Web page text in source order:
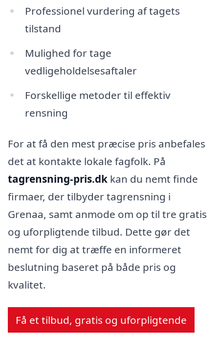
Professionel vurdering af tagets
tilstand
Mulighed for tage
vedligeholdelsesaftaler
Forskellige metoder til effektiv
rensning
For at få den mest præcise pris anbefales
det at kontakte lokale fagfolk. På
tagrensning-pris.dk kan du nemt finde
firmaer, der tilbyder tagrensning i
Grenaa, samt anmode om op til tre gratis
og uforpligtende tilbud. Dette gør det
nemt for dig at træffe en informeret
beslutning baseret på både pris og
kvalitet.
Få et tilbud, gratis og uforpligtende